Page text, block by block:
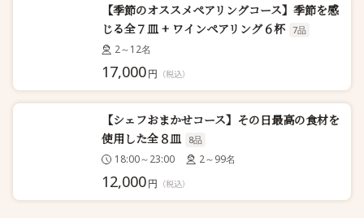
【季節のオススメペアリングコース】季節を感
じる全７皿 + ワインペアリング６杯 7品
2～12名
17,000円 （税込）
【シェフおまかせコース】その日最高の食材を
使用した全８皿
8品
18:00～23:00 2～99名
12,000円 （税込）